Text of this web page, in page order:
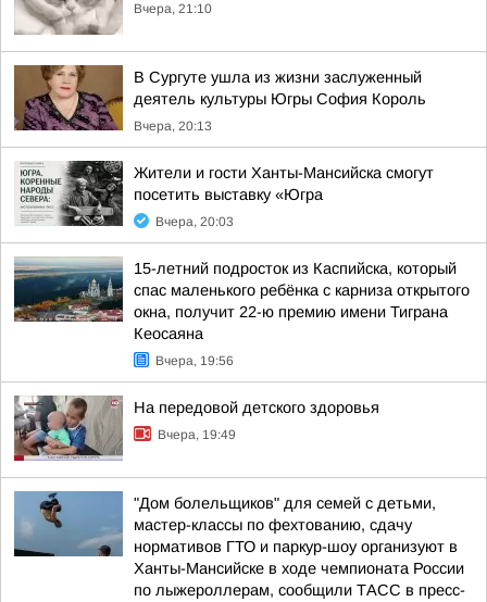
Вчера, 21:10
В Сургуте ушла из жизни заслуженный
деятель культуры Югры София Король
Вчера, 20:13
Жители и гости Ханты-Мансийска смогут
посетить выставку «Югра
Вчера, 20:03
15-летний подросток из Каспийска, который
спас маленького ребёнка с карниза открытого
окна, получит 22-ю премию имени Тиграна
Кеосаяна
Вчера, 19:56
На передовой детского здоровья
Вчера, 19:49
"Дом болельщиков" для семей с детьми,
мастер-классы по фехтованию, сдачу
нормативов ГТО и паркур-шоу организуют в
Ханты-Мансийске в ходе чемпионата России
по лыжероллерам, сообщили ТАСС в пресс-